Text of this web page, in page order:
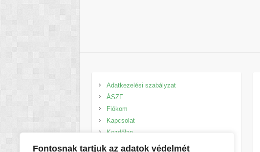
Fontosnak tartjuk az adatok védelmét
Adatkezelési szabályzat
ÁSZF
Fiókom
Kapcsolat
Kezdőlap